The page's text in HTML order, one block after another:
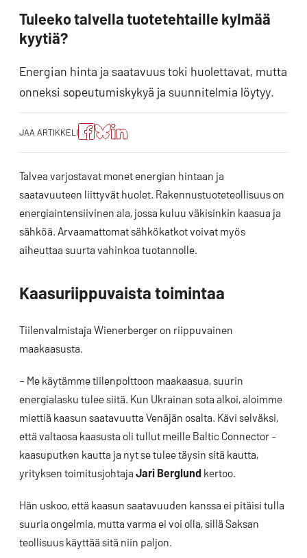
Tuleeko talvella tuotetehtaille kylmää
kyytiä?
Energian hinta ja saatavuus toki huolettavat, mutta
onneksi sopeutumiskykyä ja suunnitelmia löytyy.
JAA ARTIKKELI
Jaa
artikkeli
Facebookissa
Jaa
artikkeli
Blueskyssa
Jako:
Jaa
artikkeli
Talvea varjostavat monet energian hintaan ja
saatavuuteen liittyvät huolet. Rakennustuoteteollisuus on
energiaintensiivinen ala, jossa kuluu väkisinkin kaasua ja
sähköä. Arvaamattomat sähkökatkot voivat myös
aiheuttaa suurta vahinkoa tuotannolle.
Kaasuriippuvaista toimintaa
Tiilenvalmistaja Wienerberger on riippuvainen
maakaasusta.
– Me käytämme tiilenpolttoon maakaasua, suurin
energialasku tulee siitä. Kun Ukrainan sota alkoi, aloimme
miettiä kaasun saatavuutta Venäjän osalta. Kävi selväksi,
että valtaosa kaasusta oli tullut meille Baltic Connector -
kaasuputken kautta ja nyt se tulee täysin sitä kautta,
yrityksen toimitusjohtaja Jari Berglund kertoo.
Hän uskoo, että kaasun saatavuuden kanssa ei pitäisi tulla
suuria ongelmia, mutta varma ei voi olla, sillä Saksan
teollisuus käyttää sitä niin paljon.